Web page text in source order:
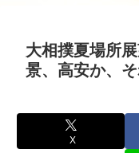
大相撲夏場所
景、高安か、
X